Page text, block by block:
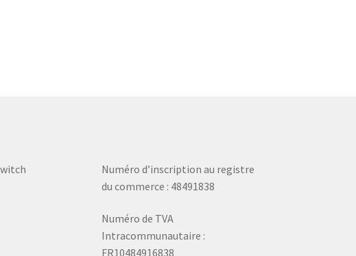
Numéro d’inscription au registre
du commerce : 48491838
Numéro de TVA
Intracommunautaire :
FR10484916838